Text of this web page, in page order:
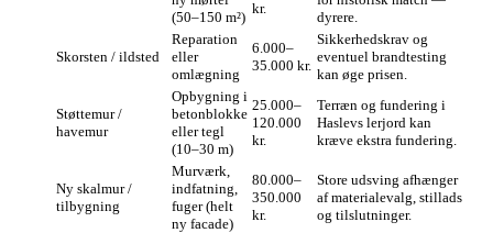
(50–150 m²)
kr.
dyrere.
Skorsten / ildsted
Reparation
eller
omlægning
6.000–
35.000 kr.
Sikkerhedskrav og
eventuel brandtesting
kan øge prisen.
Støttemur /
havemur
Opbygning i
betonblokke
eller tegl
(10–30 m)
25.000–
120.000
kr.
Terræn og fundering i
Haslevs lerjord kan
kræve ekstra fundering.
Ny skalmur /
tilbygning
Murværk,
indfatning,
fuger (helt
ny facade)
80.000–
350.000
kr.
Store udsving afhænger
af materialevalg, stillads
og tilslutninger.